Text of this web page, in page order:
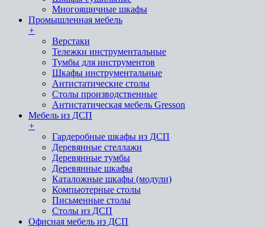
Многоящичные шкафы
Промышленная мебель
+
Верстаки
Тележки инструментальные
Тумбы для инструментов
Шкафы инструментальные
Антистатические столы
Столы производственные
Антистатическая мебель Gresson
Мебель из ДСП
+
Гардеробные шкафы из ДСП
Деревянные стеллажи
Деревянные тумбы
Деревянные шкафы
Каталожные шкафы (модули)
Компьютерные столы
Письменные столы
Столы из ДСП
Офисная мебель из ДСП